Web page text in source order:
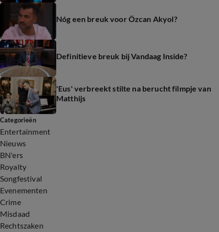
Nóg een breuk voor Özcan Akyol?
Definitieve breuk bij Vandaag Inside?
'Eus' verbreekt stilte na berucht filmpje van
Matthijs
Categorieën
Entertainment
Nieuws
BN'ers
Royalty
Songfestival
Evenementen
Crime
Misdaad
Rechtszaken